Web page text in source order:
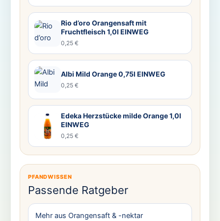
Rio d’oro Orangensaft mit
Fruchtfleisch 1,0l EINWEG
0,25 €
Albi Mild Orange 0,75l EINWEG
0,25 €
Edeka Herzstücke milde Orange 1,0l
EINWEG
0,25 €
PFANDWISSEN
Passende Ratgeber
Mehr aus Orangensaft & -nektar